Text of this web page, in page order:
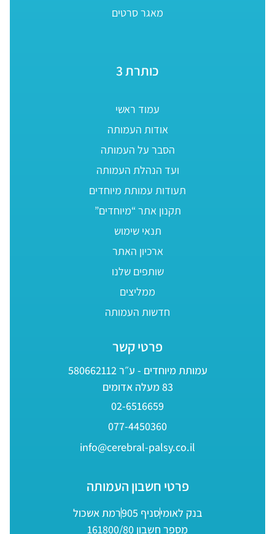
מאגר סרטים
כותרת 3
עמוד ראשי
אודות העמותה
הסבר על העמותה
ועד הנהלת העמותה
תעודות עמותת מיוחדים
תקנון אתר “מיוחדים”
תנאי שימוש
ארכיון האתר
שותפים שלנו
ממליצים
חדשות העמותה
פרטי קשר
עמותת מיוחדים - ע״ר 580662112
83 מעלה אדומים
02-6516659
077-4450360
info@cerebral-palsy.co.il
פרטי חשבון העמותה
בנק לאומיסניף 905
רמת אשכול
מספר חשבון 161800/80